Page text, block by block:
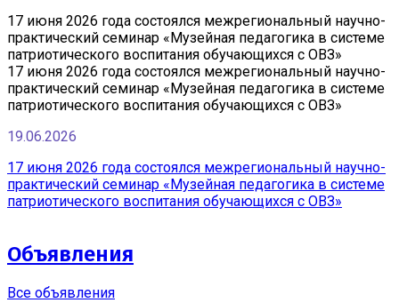
17 июня 2026 года состоялся межрегиональный научно-
практический семинар «Музейная педагогика в системе
патриотического воспитания обучающихся с ОВЗ»
17 июня 2026 года состоялся межрегиональный научно-
практический семинар «Музейная педагогика в системе
патриотического воспитания обучающихся с ОВЗ»
19.06.2026
17 июня 2026 года состоялся межрегиональный научно-
практический семинар «Музейная педагогика в системе
патриотического воспитания обучающихся с ОВЗ»
Объявления
Все объявления